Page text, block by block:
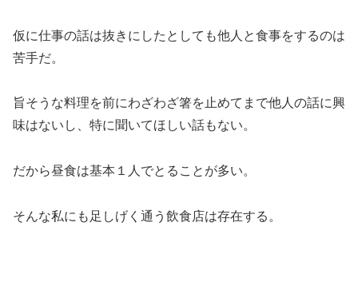
仮に仕事の話は抜きにしたとしても他人と食事をするのは
苦手だ。
旨そうな料理を前にわざわざ箸を止めてまで他人の話に興
味はないし、特に聞いてほしい話もない。
だから昼食は基本１人でとることが多い。
そんな私にも足しげく通う飲食店は存在する。